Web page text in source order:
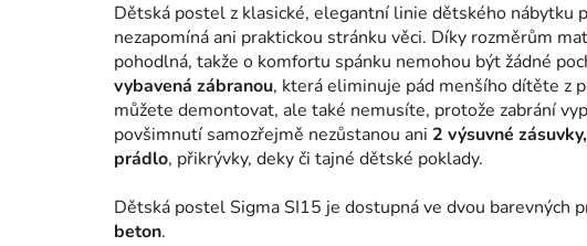
Dětská postel z klasické, elegantní linie dětského nábytku
nezapomíná ani praktickou stránku věci. Díky rozměrům
pohodlná, takže o komfortu spánku nemohou být žádné
vybavená zábranou, která eliminuje pád menšího dítěte z
můžete demontovat, ale také nemusíte, protože zabrání
povšimnutí samozřejmě nezůstanou ani 2 výsuvné
prádlo, přikrývky, deky či tajné dětské poklady.
Dětská postel Sigma SI15 je dostupná ve dvou barevných
beton.